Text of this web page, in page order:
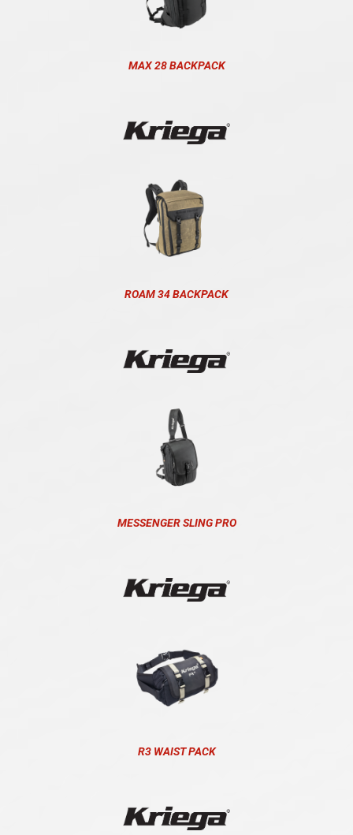
MAX 28 BACKPACK
ROAM 34 BACKPACK
MESSENGER SLING PRO
R3 WAIST PACK